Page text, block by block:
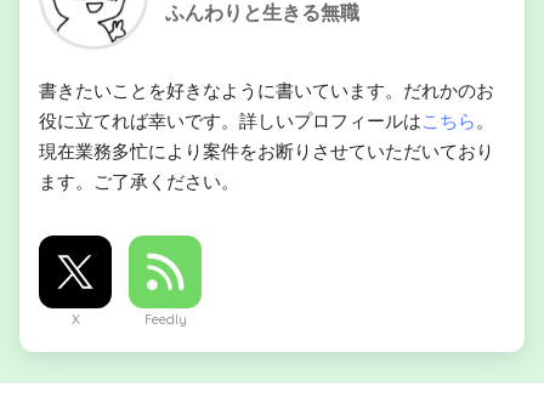
ふんわりと生きる無職
書きたいことを好きなように書いています。だれかのお
役に立てれば幸いです。詳しいプロフィールはこちら 。
現在業務多忙により案件をお断りさせていただいており
ます。ご了承ください。
X Feedly